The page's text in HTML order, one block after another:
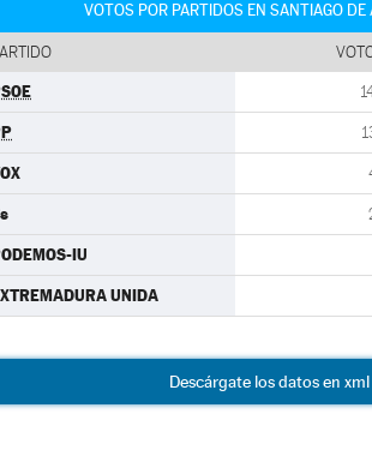
VOTOS POR PARTIDOS EN SANTIAGO DE
IU
UNIDA
Descárgate los datos en xml